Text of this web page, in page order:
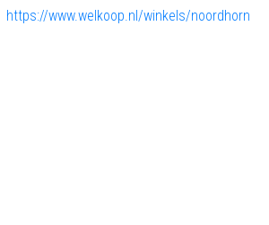
https://www.welkoop.nl/winkels/noordhorn